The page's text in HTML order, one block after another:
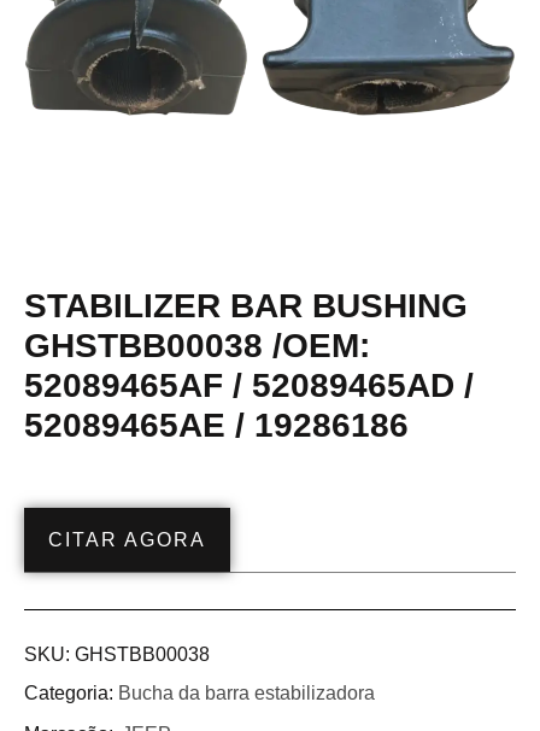
STABILIZER BAR BUSHING
GHSTBB00038 /OEM:
52089465AF / 52089465AD /
52089465AE / 19286186
CITAR AGORA
SKU: GHSTBB00038
Categoria: Bucha da barra estabilizadora